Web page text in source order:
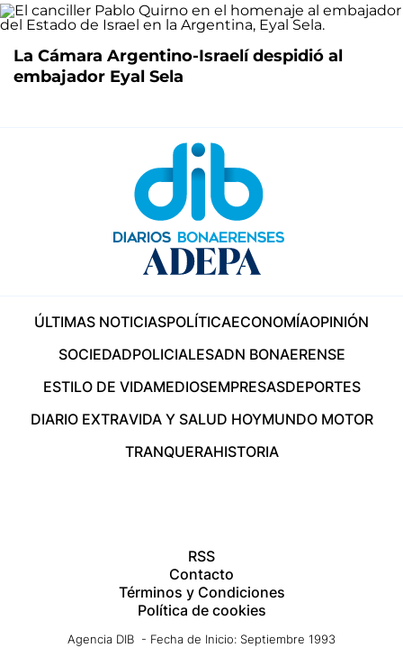
La Cámara Argentino-Israelí despidió al
embajador Eyal Sela
ÚLTIMAS NOTICIASPOLÍTICAECONOMÍAOPINIÓN
SOCIEDADPOLICIALESADN BONAERENSE
ESTILO DE VIDAMEDIOSEMPRESASDEPORTES
DIARIO EXTRAVIDA Y SALUD HOYMUNDO MOTOR
TRANQUERAHISTORIA
RSS
Contacto
Términos y Condiciones
Política de cookies
Agencia DIB - Fecha de Inicio: Septiembre 1993